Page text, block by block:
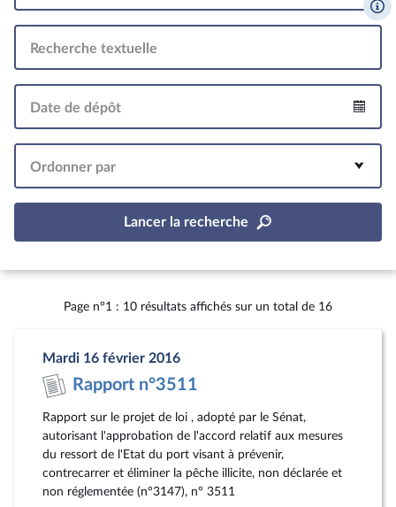
Recherche textuelle
Date de dépôt
Ordonner par
Lancer la recherche
Page n°1 : 10 résultats affichés sur un total de 16
Mardi 16 février 2016
Rapport n°3511
Rapport sur le projet de loi , adopté par le Sénat,
autorisant l'approbation de l'accord relatif aux mesures
du ressort de l'Etat du port visant à prévenir,
contrecarrer et éliminer la pêche illicite, non déclarée et
non réglementée (n°3147), n° 3511